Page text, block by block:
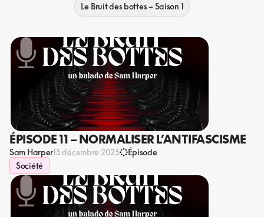
Le Bruit des bottes – Saison 1
ÉPISODE 11 – NORMALISER L’ANTIFASCISME
Sam Harper15 décembre 2025
Épisode
Société